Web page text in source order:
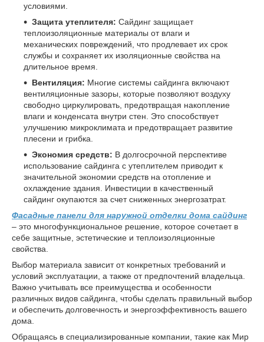
условиями.
Защита утеплителя: Сайдинг защищает
теплоизоляционные материалы от влаги и
механических повреждений, что продлевает их срок
службы и сохраняет их изоляционные свойства на
длительное время.
Вентиляция: Многие системы сайдинга включают
вентиляционные зазоры, которые позволяют воздуху
свободно циркулировать, предотвращая накопление
влаги и конденсата внутри стен. Это способствует
улучшению микроклимата и предотвращает развитие
плесени и грибка.
Экономия средств: В долгосрочной перспективе
использование сайдинга с утеплителем приводит к
значительной экономии средств на отопление и
охлаждение здания. Инвестиции в качественный
сайдинг окупаются за счет сниженных энергозатрат.
Фасадные панели для наружной отделки дома сайдинг
– это многофункциональное решение, которое сочетает в
себе защитные, эстетические и теплоизоляционные
свойства.
Выбор материала зависит от конкретных требований и
условий эксплуатации, а также от предпочтений владельца.
Важно учитывать все преимущества и особенности
различных видов сайдинга, чтобы сделать правильный выбор
и обеспечить долговечность и энергоэффективность вашего
дома.
Обращаясь в специализированные компании, такие как Мир